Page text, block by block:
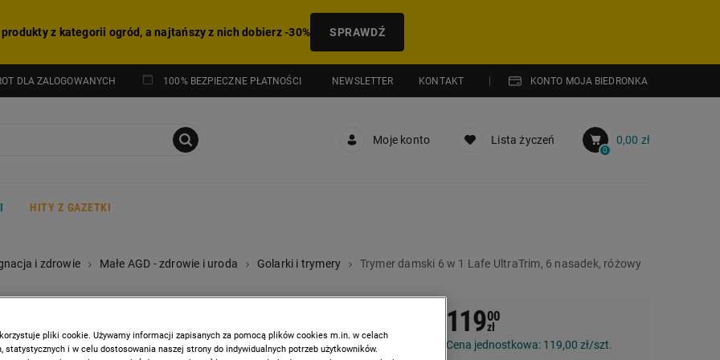
z kategorii ogród, a najtańszy z nich dobierz -30% SPRAWDŹ
DLA ZALOGOWANYCH 100% BEZPIECZNE PŁATNOŚCI NEWSLETTER KONTAKT KONTO MOJA BIEDRONKA
Moje konto Lista życzeń
0
0,00 zł
HITY Z GAZETKI
i zdrowie Małe AGD - zdrowie i uroda Golarki i trymery Trymer damski 6 w 1 Lafe UltraTrim, 6 nasadek, różowy
Trymer damski 6 w 1 Lafe
11900
zł
Cena jednostkowa: 119,00 zł/szt.
pliki cookie. Używamy informacji zapisanych za pomocą plików cookies m.in. w celach
statystycznych i w celu dostosowania naszej strony do indywidualnych potrzeb użytkowników.